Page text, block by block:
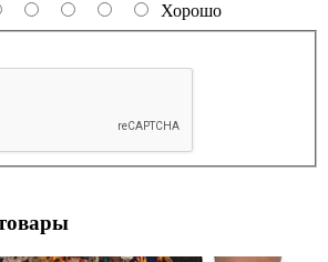
Хорошо